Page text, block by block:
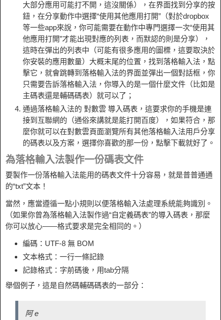
大部分應用可能打不開，這沒關係），在界面找到分享的按
鈕，在分享動作中選擇“使用其他應用打開”（對於dropbox
等一些app來說，你可能需要在動作中專門選擇一次“使用其
他應用打開”才能出現對應的列表，而默認的則是分享），
這時在彈出的列表中（可能有很多應用的圖標，這要取決於
你安裝的應用數量）大概末尾的位置，找到落格輸入法，點
擊它，就會跳轉到落格輸入法的界面並彈出一個對話框，你
只需要告訴落格輸入法，你導入的是一個什麼文件（比如是
主碼表還是輔碼碼表）就可以了；
通過落格輸入法的 對數雲 導入碼表，這要求你的手機是連
接到互聯網的（通俗來講就是能打開百度），如果符合，那
麼你就可以在對數雲頁面瀏覽所有其他落格輸入法用戶分享
的碼表以及方案，選擇你喜歡的那一份，點擊下載就好了。
為落格輸入法製作一份碼表文件
要製作一份落格輸入法能用的碼表文件十分容易，就是普普通通
的“txt”文本！
當然，應當遵循一點小規則以便落格輸入法處理系統能夠識別。
（如果你曾為落格輸入法製作過“自定義碼表”的導入碼表，那麼
你可以放心——格式要求是完全相同的。）
編碼：UTF-8 無 BOM
文本格式：一行一條記錄
記錄格式：字前碼後，用tab分隔
舉個例子，這是自然碼輔碼碼表的一部分：
阿 e